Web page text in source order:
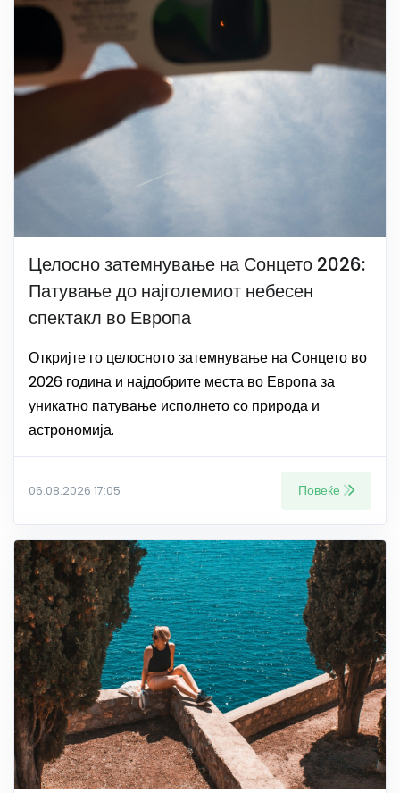
Целосно затемнување на Сонцето 2026:
Патување до најголемиот небесен
спектакл во Европа
Откријте го целосното затемнување на Сонцето во
2026 година и најдобрите места во Европа за
уникатно патување исполнето со природа и
астрономија.
06.08.2026 17:05 Повеќе